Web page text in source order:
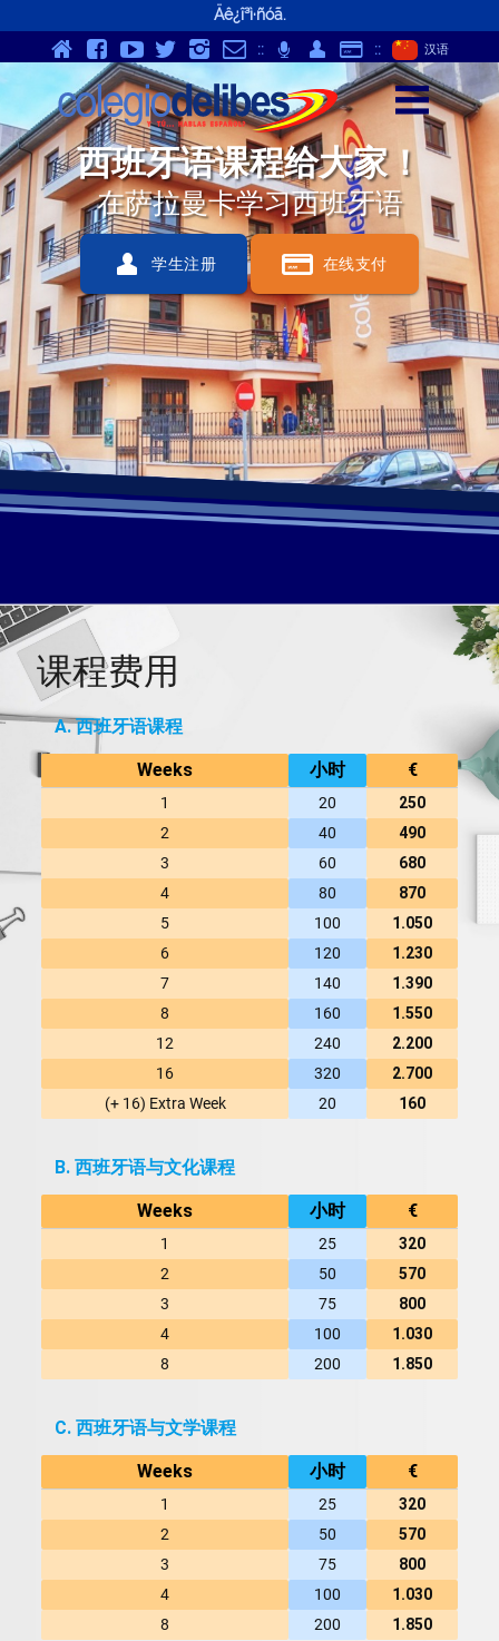
Äê¿î³ì·ñóã.
v Y K } - p :: ; Q S :: 汉语
z
西班牙语课程给大家！
在萨拉曼卡学习西班牙语
Q 学生注册 S 在线支付
课程费用
A. 西班牙语课程
Weeks 小时 €
1 20
250
2
40
490
3
60
680
4
80
870
5
100
1.050
6
120
1.230
7
140
1.390
8
160
1.550
12
240
2.200
16
320
2.700
(+ 16) Extra Week
20 160
B. 西班牙语与文化课程
Weeks 小时 €
1 25
320
2
50
570
3
75
800
4
100
1.030
8
200 1.850
C. 西班牙语与文学课程
Weeks 小时 €
1 25
320
2
50
570
3
75
800
4
100
1.030
8
200 1.850